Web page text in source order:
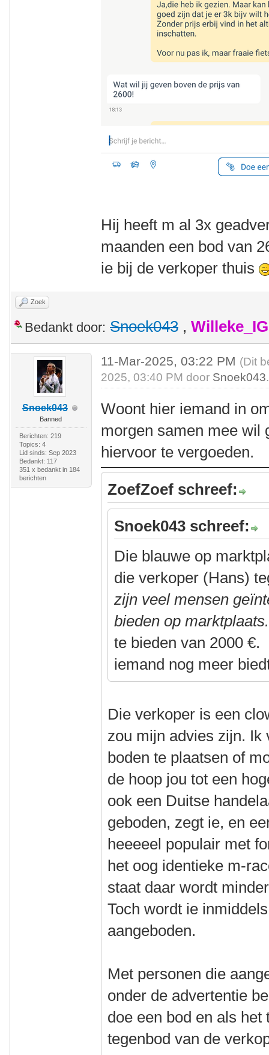
Hij heeft m al 3x
maanden een bod van
ie bij de verkoper thuis
Zoek
Bedankt door: Snoek043 ,
Snoek043
Banned
Berichten: 219
Topics: 4
Lid sinds: Sep 2023
Bedankt: 117
351 x bedankt in 184
berichten
11-Mar-2025, 03:22 PM (Dit
2025, 03:40 PM door Snoek043
Woont hier iemand in
morgen samen mee wil
hiervoor te vergoeden.
ZoefZoef schreef:
Snoek043 schreef:
Die blauwe op
die verkoper (Hans)
zijn veel mensen
bieden op
te bieden van 2000
iemand nog meer
Die verkoper is een
zou mijn advies zijn. Ik
boden te plaatsen of
de hoop jou tot een
ook een Duitse
geboden, zegt ie, en
heeeeel populair met
het oog identieke m-
staat daar wordt
Toch wordt ie
aangeboden.
Met personen die
onder de advertentie
doe een bod en als
tegenbod van de